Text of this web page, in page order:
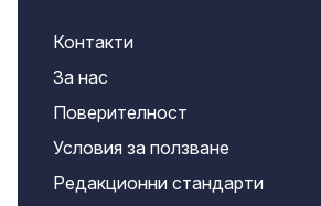
Контакти
За нас
Поверителност
Условия за ползване
Редакционни стандарти